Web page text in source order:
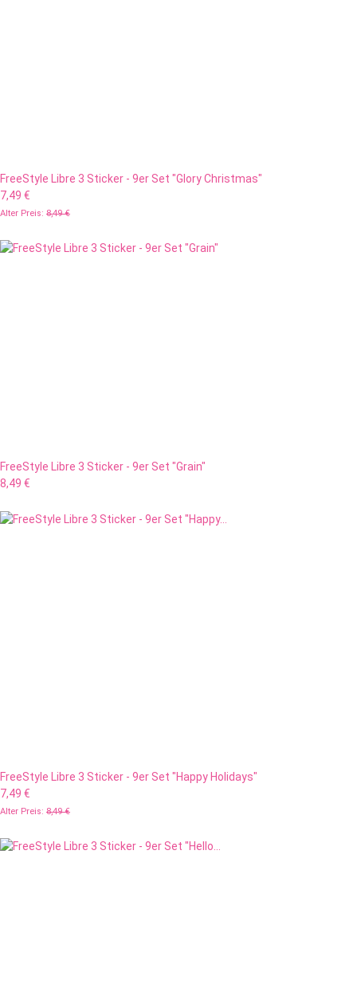
FreeStyle Libre 3 Sticker - 9er Set "Glory Christmas"
7,49 €
Alter Preis: 8,49 €
FreeStyle Libre 3 Sticker - 9er Set "Grain"
8,49 €
FreeStyle Libre 3 Sticker - 9er Set "Happy Holidays"
7,49 €
Alter Preis: 8,49 €